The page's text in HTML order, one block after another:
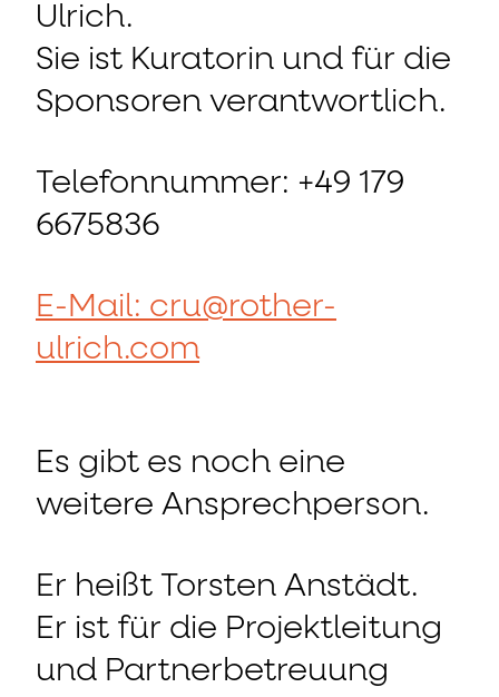
Ulrich.
Sie ist Kuratorin und für die
Sponsoren verantwortlich.
Telefonnummer: +49 179
6675836
E-Mail: cru@rother-
ulrich.com
Es gibt es noch eine
weitere Ansprechperson.
Er heißt Torsten Anstädt.
Er ist für die Projektleitung
und Partnerbetreuung